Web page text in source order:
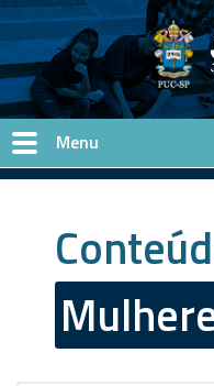
Pular para o conteúdo